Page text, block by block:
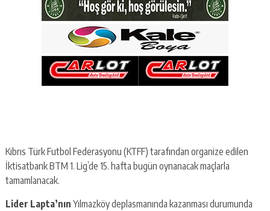
Kıbrıs Türk Futbol Federasyonu (KTFF) tarafından organize edilen
İktisatbank BTM 1. Lig’de 15. hafta bugün oynanacak maçlarla
tamamlanacak.
Lider Lapta’nın Yılmazköy deplasmanında kazanması durumunda